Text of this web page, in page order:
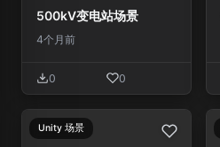
500kV变电站场景
4个月前
0 0
Unity 场景